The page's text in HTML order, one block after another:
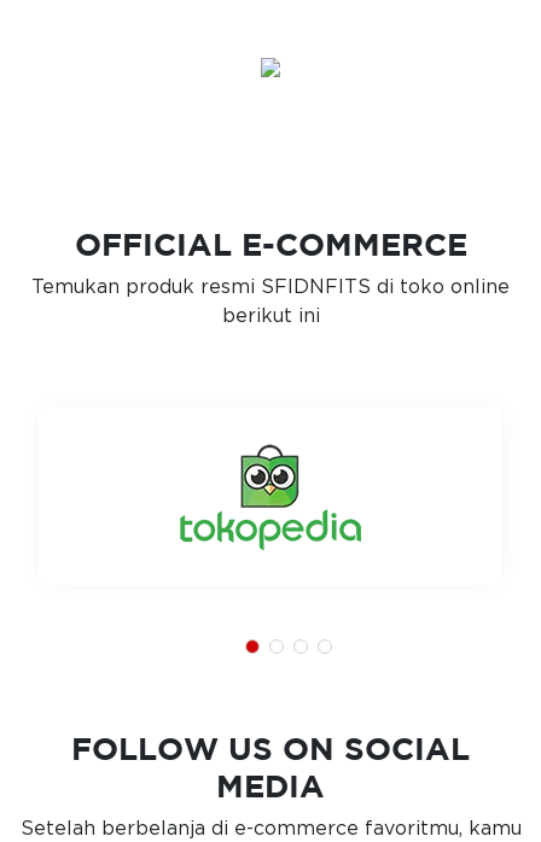
OFFICIAL E-COMMERCE
Temukan produk resmi SFIDNFITS di toko online
berikut ini
FOLLOW US ON SOCIAL
MEDIA
Setelah berbelanja di e-commerce favoritmu, kamu